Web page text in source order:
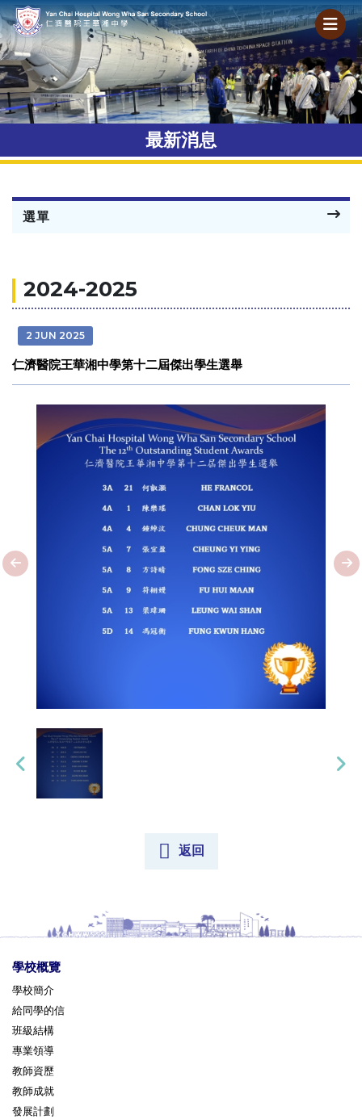
最新消息
選單
2024-2025
2 JUN 2025
仁濟醫院王華湘中學第十二屆傑出學生選舉
返回
學校概覽
學校簡介
給同學的信
班級結構
專業領導
教師資歷
教師成就
發展計劃